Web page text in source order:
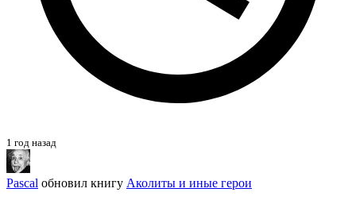
1 год назад
Pascal обновил книгу Аколиты и иные герои